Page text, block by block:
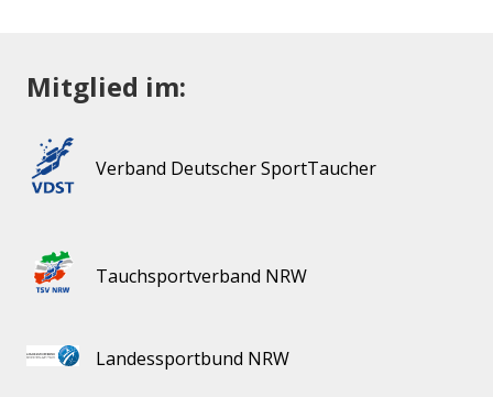
Mitglied im:
Verband Deutscher SportTaucher
Tauchsportverband NRW
Landessportbund NRW